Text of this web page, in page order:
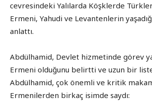
cevresindeki Yalılarda Köşklerde
Ermeni, Yahudi ve Levantenlerin
anlattı.
Abdülhamid, Devlet hizmetinde görev
Ermeni olduğunu belirtti ve uzun bir
Abdülhamid, çok önemli ve kritik
Ermenilerden birkaç isimde saydı: